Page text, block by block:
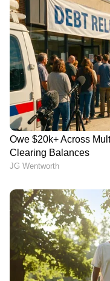
വാഷിംഗ്ടണ്‍